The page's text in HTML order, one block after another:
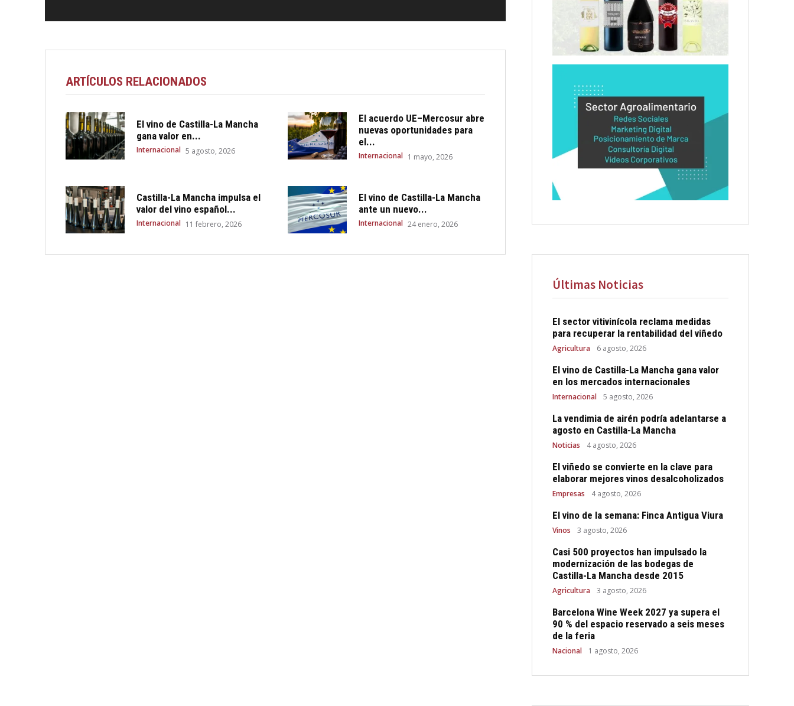
ARTÍCULOS RELACIONADOS
El vino de Castilla-La Mancha
gana valor en...
Internacional 5 agosto, 2026
El acuerdo UE–Mercosur abre
nuevas oportunidades para
el...
Internacional 1 mayo, 2026
Castilla-La Mancha impulsa el
valor del vino español...
Internacional 11 febrero, 2026
El vino de Castilla-La Mancha
ante un nuevo...
Internacional 24 enero, 2026
Últimas Noticias
El sector vitivinícola reclama medidas
para recuperar la rentabilidad del viñedo
Agricultura 6 agosto, 2026
El vino de Castilla-La Mancha gana valor
en los mercados internacionales
Internacional 5 agosto, 2026
La vendimia de airén podría adelantarse a
agosto en Castilla-La Mancha
Noticias 4 agosto, 2026
El viñedo se convierte en la clave para
elaborar mejores vinos desalcoholizados
Empresas 4 agosto, 2026
El vino de la semana: Finca Antigua Viura
Vinos 3 agosto, 2026
Casi 500 proyectos han impulsado la
modernización de las bodegas de
Castilla-La Mancha desde 2015
Agricultura 3 agosto, 2026
Barcelona Wine Week 2027 ya supera el
90 % del espacio reservado a seis meses
de la feria
Nacional 1 agosto, 2026